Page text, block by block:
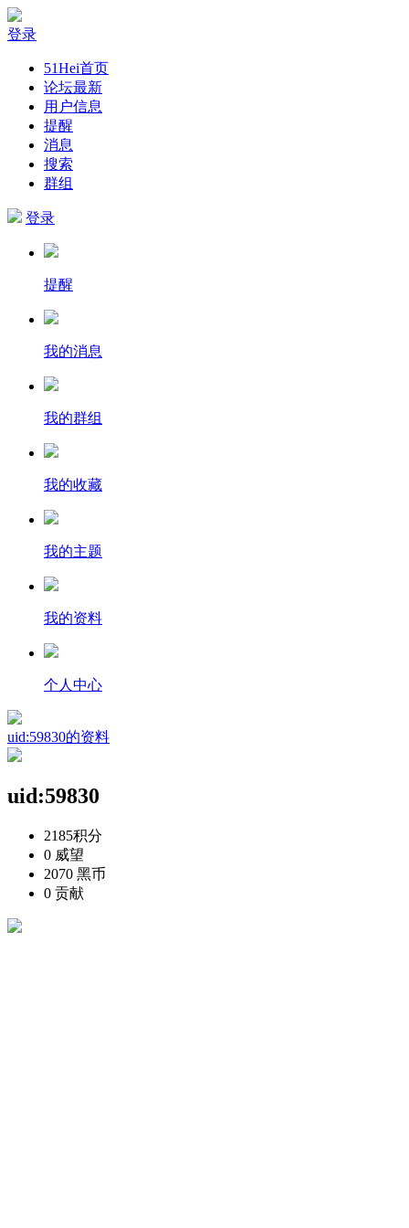
登录
51Hei首页
论坛最新
用户信息
提醒
消息
搜索
群组
登录
提醒
我的消息
我的群组
我的收藏
我的主题
我的资料
个人中心
uid:59830的资料
uid:59830
2185积分
0 威望
2070 黑币
0 贡献